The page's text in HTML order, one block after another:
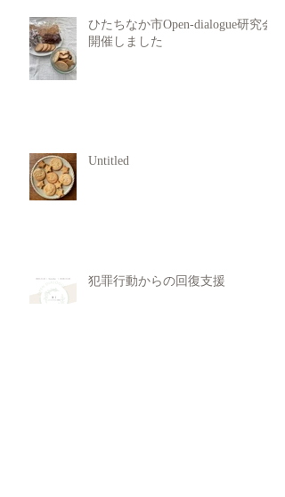
ひたちなか市Open-dialogue研究会
開催しました
Untitled
犯罪行動からの回復支援